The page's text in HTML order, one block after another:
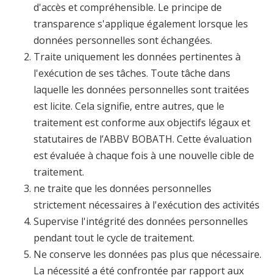
d'accès et compréhensible. Le principe de
transparence s'applique également lorsque les
données personnelles sont échangées.
Traite uniquement les données pertinentes à
l'exécution de ses tâches. Toute tâche dans
laquelle les données personnelles sont traitées
est licite. Cela signifie, entre autres, que le
traitement est conforme aux objectifs légaux et
statutaires de l’ABBV BOBATH. Cette évaluation
est évaluée à chaque fois à une nouvelle cible de
traitement.
ne traite que les données personnelles
strictement nécessaires à l'exécution des activités
Supervise l'intégrité des données personnelles
pendant tout le cycle de traitement.
Ne conserve les données pas plus que nécessaire.
La nécessité a été confrontée par rapport aux